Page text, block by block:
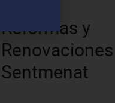
Reformas y
Sentmenat